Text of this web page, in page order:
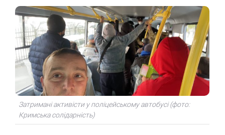
Затримані активісти у поліцейському автобусі (фото:
Кримська солідарність)